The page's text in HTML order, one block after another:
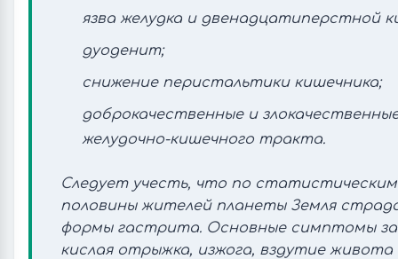
язва желудка и двенадцатиперстной
дуоденит;
снижение перистальтики кишечника;
доброкачественные и
желудочно-кишечного тракта.
Следует учесть, что по
половины жителей планеты Земля
формы гастрита. Основные симптомы
кислая отрыжка, изжога, вздутие живота